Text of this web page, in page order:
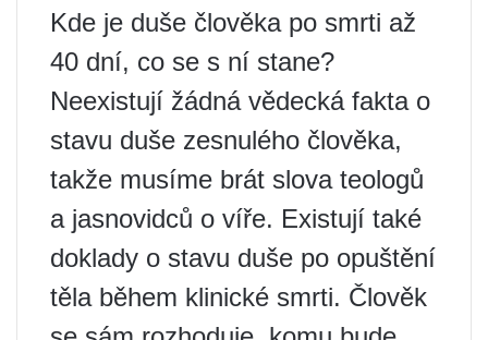
Kde je duše člověka po smrti až
40 dní, co se s ní stane?
Neexistují žádná vědecká fakta o
stavu duše zesnulého člověka,
takže musíme brát slova teologů
a jasnovidců o víře. Existují také
doklady o stavu duše po opuštění
těla během klinické smrti. Člověk